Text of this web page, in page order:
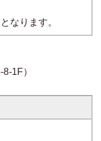
なります。
1F）